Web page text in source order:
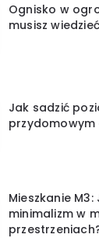
Ognisko w
musisz
Jak sadzić
Mieszkanie
minimalizm w